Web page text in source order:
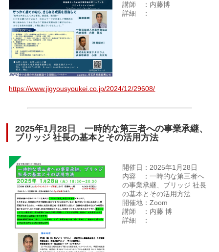
講師 ：内藤博
詳細 ：
https://www.jigyousyoukei.co.jp/2024/12/29608/
2025年1月28日 一時的な第三者への事業承継、
ブリッジ 社長の基本とその活用方法
開催日：2025年1月28日
内容 ：一時的な第三者へ
の事業承継、ブリッジ 社長
の基本とその活用方法
開催地：Zoom
講師 ：内藤 博
詳細 ：